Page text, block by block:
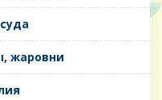
жаровни